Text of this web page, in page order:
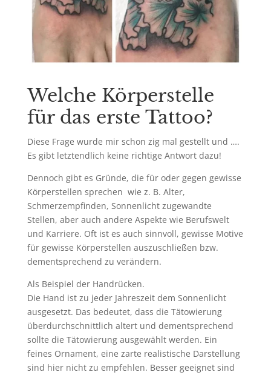
Welche Körperstelle
für das erste Tattoo?
Diese Frage wurde mir schon zig mal gestellt und ….
Es gibt letztendlich keine richtige Antwort dazu!
Dennoch gibt es Gründe, die für oder gegen gewisse
Körperstellen sprechen wie z. B. Alter,
Schmerzempfinden, Sonnenlicht zugewandte
Stellen, aber auch andere Aspekte wie Berufswelt
und Karriere. Oft ist es auch sinnvoll, gewisse Motive
für gewisse Körperstellen auszuschließen bzw.
dementsprechend zu verändern.
Als Beispiel der Handrücken.
Die Hand ist zu jeder Jahreszeit dem Sonnenlicht
ausgesetzt. Das bedeutet, dass die Tätowierung
überdurchschnittlich altert und dementsprechend
sollte die Tätowierung ausgewählt werden. Ein
feines Ornament, eine zarte realistische Darstellung
sind hier nicht zu empfehlen. Besser geeignet sind